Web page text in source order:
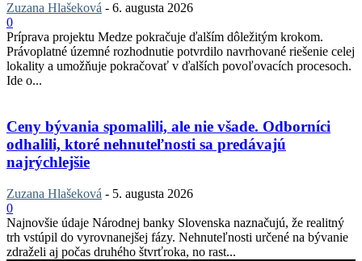
Zuzana Hlašeková - 6. augusta 2026
0
Príprava projektu Medze pokračuje ďalším dôležitým krokom.
Právoplatné územné rozhodnutie potvrdilo navrhované riešenie celej
lokality a umožňuje pokračovať v ďalších povoľovacích procesoch.
Ide o...
Ceny bývania spomalili, ale nie všade. Odborníci
odhalili, ktoré nehnuteľnosti sa predávajú
najrýchlejšie
Zuzana Hlašeková - 5. augusta 2026
0
Najnovšie údaje Národnej banky Slovenska naznačujú, že realitný
trh vstúpil do vyrovnanejšej fázy. Nehnuteľnosti určené na bývanie
zdraželi aj počas druhého štvrťroka, no rast...